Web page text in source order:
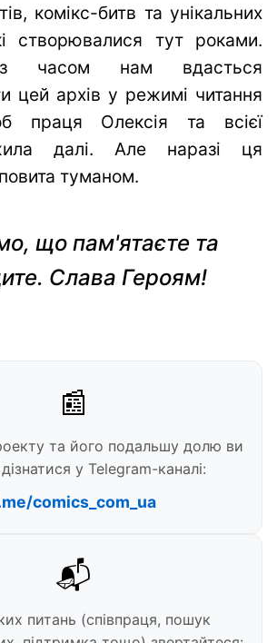
комікс-битв та унікальних
створювалися тут роками.
часом нам вдасться
цей архів у режимі читання
праця Олексія та всієї
далі. Але наразі ця
туманом.
що пам'ятаєте та
Слава Героям!
📰
та його подальшу долю ви
у Telegram-каналі:
comics_com_ua
📬
питань (співпраця, пошук